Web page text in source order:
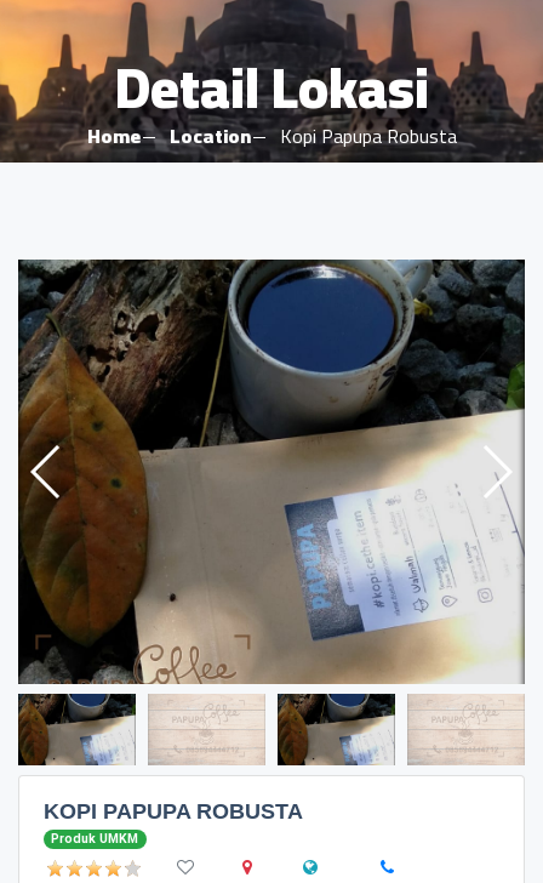
Detail Lokasi
Home Location Kopi Papupa Robusta
KOPI PAPUPA ROBUSTA
Produk UMKM